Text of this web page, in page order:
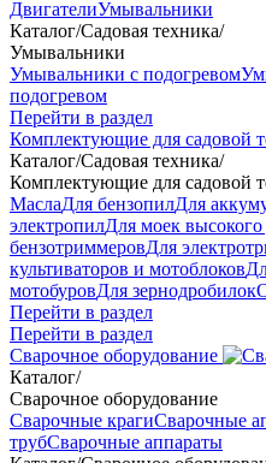
ДвигателиУмывальники
Каталог/Садовая техника/
Умывальники
Умывальники с подогревом
подогревом
Перейти в раздел
Комплектующие для садовой
Каталог/Садовая техника/
Комплектующие для садовой
МаслаДля бензопилДля
электропилДля моек высокого
бензотриммеровДля
культиваторов и мотоблоков
мотобуровДля зернодробилок
Перейти в раздел
Перейти в раздел
Сварочное оборудование
Каталог/
Сварочное оборудование
Сварочные крагиСварочные
трубСварочные аппараты